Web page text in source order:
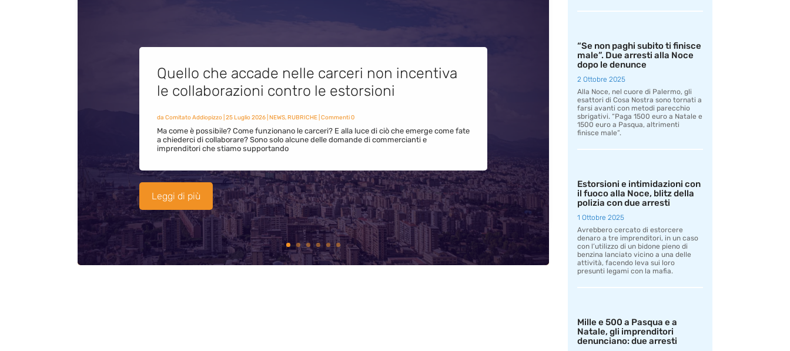
Quello che accade nelle carceri non incentiva
le collaborazioni contro le estorsioni
da Comitato Addiopizzo| 25 Luglio 2026| NEWS,RUBRICHE| Commenti 0
Ma come è possibile? Come funzionano le carceri? E alla luce di ciò che emerge come fate
a chiederci di collaborare? Sono solo alcune delle domande di commercianti e
imprenditori che stiamo supportando
Leggi di più
“Se non paghi subito ti finisce
male”. Due arresti alla Noce
dopo le denunce
2 Ottobre 2025
Alla Noce, nel cuore di Palermo, gli
esattori di Cosa Nostra sono tornati a
farsi avanti con metodi parecchio
sbrigativi. “Paga 1500 euro a Natale e
1500 euro a Pasqua, altrimenti
finisce male”.
Estorsioni e intimidazioni con
il fuoco alla Noce, blitz della
polizia con due arresti
1 Ottobre 2025
Avrebbero cercato di estorcere
denaro a tre imprenditori, in un caso
con l’utilizzo di un bidone pieno di
benzina lanciato vicino a una delle
attività, facendo leva sui loro
presunti legami con la mafia.
Mille e 500 a Pasqua e a
Natale, gli imprenditori
denunciano: due arresti